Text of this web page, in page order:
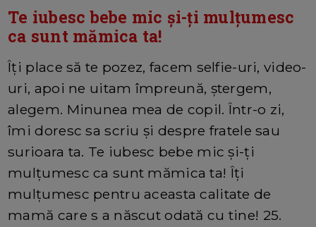
Te iubesc bebe mic și-ți mulțumesc
ca sunt mămica ta!
Îți place să te pozez, facem selfie-uri, video-
uri, apoi ne uitam împreună, ștergem,
alegem. Minunea mea de copil. Într-o zi,
îmi doresc sa scriu și despre fratele sau
surioara ta. Te iubesc bebe mic și-ți
mulțumesc ca sunt mămica ta! Îți
mulțumesc pentru aceasta calitate de
mamă care s a născut odată cu tine! 25.